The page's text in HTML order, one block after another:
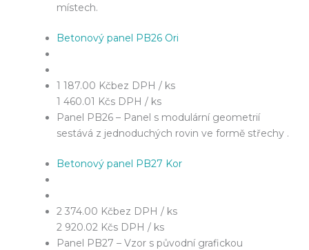
místech.
Betonový panel PB26 Ori
1 187.00 Kčbez DPH / ks
1 460.01 Kčs DPH / ks
Panel PB26 – Panel s modulární geometrií
sestává z jednoduchých rovin ve formě střechy .
Betonový panel PB27 Kor
2 374.00 Kčbez DPH / ks
2 920.02 Kčs DPH / ks
Panel PB27 – Vzor s původní grafickou